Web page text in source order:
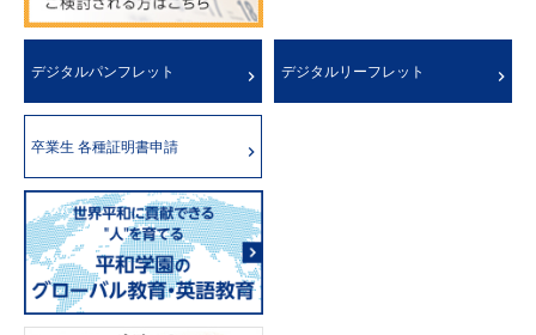
デジタルパンフレット デジタルリーフレット
卒業生 各種証明書申請